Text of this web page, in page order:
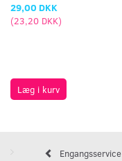
29,00 DKK
(23,20 DKK)
Læg i kurv
Engangsservice